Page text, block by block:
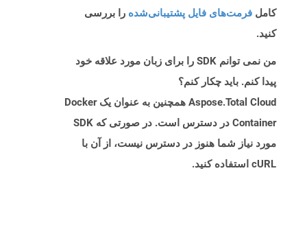
کامل فرمت‌های فایل پشتیبانی‌شده را بررسی
کنید.
من نمی توانم SDK را برای زبان مورد علاقه خود
پیدا کنم. باید چکار کنم؟
Aspose.Total Cloud همچنین به عنوان یک Docker
Container در دسترس است. در صورتی که SDK
مورد نیاز شما هنوز در دسترس نیست، از آن با
cURL استفاده کنید.